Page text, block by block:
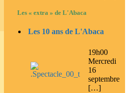
Les « extra » de L'Abaca
Les 10 ans de L'Abaca
19h00
Mercredi
16
septembre
[…]